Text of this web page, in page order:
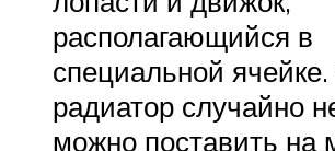
располагающийся в
специальной
радиатор случайно
можно поставить на